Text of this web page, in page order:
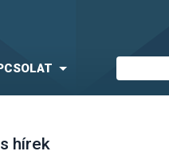
hírek